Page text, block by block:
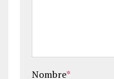
Nombre*